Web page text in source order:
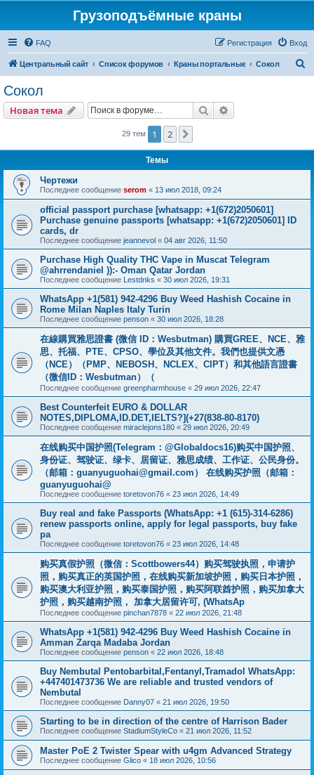
Грузоподъёмные краны
FAQ Вход
Регистрация
Центральный сайт Список форумов Краны портальные Сокол
Сокол
Новая тема Поиск
29 тем 1 2
Темы
Чертежи
Последнее сообщение serom « 13 июл 2018, 09:24
official passport purchase [whatsapp: +1(672)2050601]
Purchase genuine passports [whatsapp: +1(672)2050601] ID
cards, dr
Последнее сообщение jeannevol « 04 авг 2026, 11:50
Purchase High Quality THC Vape in Muscat Telegram
@ahrrendaniel )):- Oman Qatar Jordan
Последнее сообщение Lestdnks « 30 июл 2026, 19:31
WhatsApp +1(581) 942-4296 Buy Weed Hashish Cocaine in
Rome Milan Naples Italy Turin
Последнее сообщение penson « 30 июл 2026, 18:28
在線購買雅思證書 (微信 ID：Wesbutman) 購買GREE、NCE、雅
思、托福、PTE、CPSO、學位及其他文件。我們也提供文憑
（NCE）（PMP、NEBOSH、NCLEX、CIPT）和其他語言證書
（微信ID：Wesbutman）（
Последнее сообщение greenpharmhouse « 29 июл 2026, 22:47
Best Counterfeit EURO & DOLLAR
NOTES,DIPLOMA,ID.DET,IELTS?](+27(838-80-8170)
Последнее сообщение miraclejons180 « 29 июл 2026, 20:49
在线购买中国护照(Telegram：@Globaldocs16)购买中国护照、
身份证、驾驶证、绿卡、居留证、雅思成绩、工作证、公民身份。
（邮箱： guanyuguohai@gmail.com ） 在线购买护照（邮箱：
guanyuguohai@
Последнее сообщение toretovon76 « 23 июл 2026, 14:49
Buy real and fake Passports (WhatsApp: +1 (615)-314-6286)
renew passports online, apply for legal passports, buy fake
pa
Последнее сообщение toretovon76 « 23 июл 2026, 14:48
购买真假护照（微信：Scottbowers44）购买驾驶执照，申请护
照，购买真正的英国护照，在线购买新加坡护照，购买日本护照，
购买澳大利亚护照，购买泰国护照，购买阿联酋护照，购买加拿大
护照，购买越南护照， 加拿大居留许可, (WhatsAp
Последнее сообщение pinchan7878 « 22 июл 2026, 21:48
WhatsApp +1(581) 942-4296 Buy Weed Hashish Cocaine in
Amman Zarqa Madaba Jordan
Последнее сообщение penson « 22 июл 2026, 18:48
Buy Nembutal Pentobarbital,Fentanyl,Tramadol WhatsApp:
+447401473736 We are reliable and trusted vendors of
Nembutal
Последнее сообщение Danny07 « 21 июл 2026, 19:50
Starting to be in direction of the centre of Harrison Bader
Последнее сообщение StadiumStyleCo « 21 июл 2026, 11:52
Master PoE 2 Twister Spear with u4gm Advanced Strategy
Последнее сообщение Glico « 18 июл 2026, 10:56